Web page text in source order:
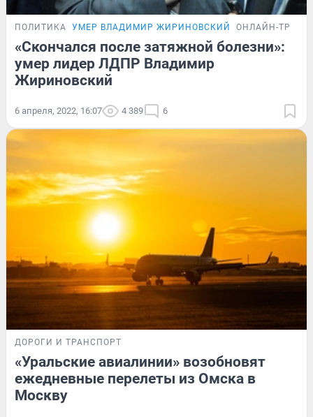
ПОЛИТИКА УМЕР ВЛАДИМИР ЖИРИНОВСКИЙ ОНЛАЙН-
«Скончался после затяжной болезни»:
умер лидер ЛДПР Владимир
Жириновский
6 апреля, 2022, 16:07 4 389 6
ДОРОГИ И ТРАНСПОРТ
«Уральские авиалинии» возобновят
ежедневные перелеты из Омска в
Москву